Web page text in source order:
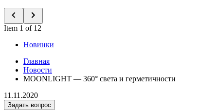
Item 1 of 12
Новинки
Главная
Новости
MOONLIGHT — 360° света и герметичности
11.11.2020
Задать вопрос